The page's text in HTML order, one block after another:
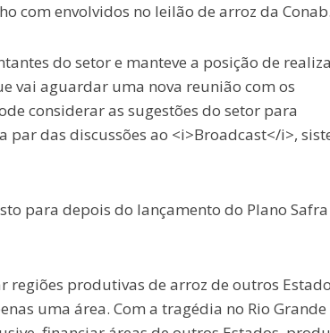
com envolvidos no leilão de arroz da
do setor e manteve a posição de
vai aguardar uma nova reunião com os
considerar as sugestões do setor para
das discussões ao <i>Broadcast</i>,
para depois do lançamento do Plano Safra
produtivas de arroz de outros
uma área. Com a tragédia no Rio